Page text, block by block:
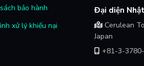
bảo hành
xử lý khiếu nại
Đại diện
Cerulean
Japan
+81-3-